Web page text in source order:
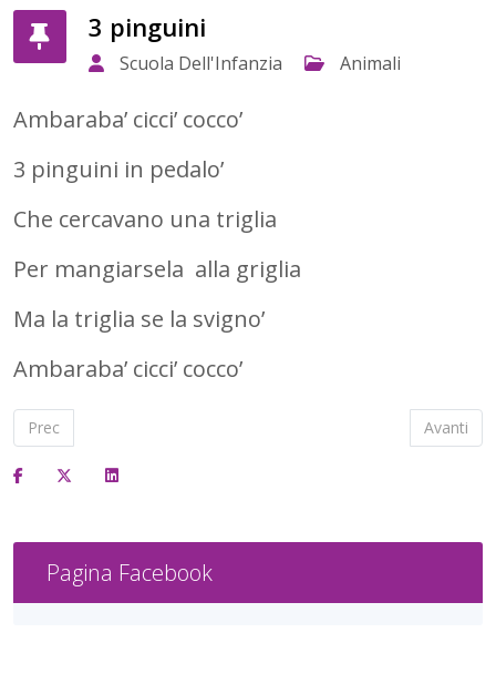
3 pinguini
Scuola Dell'Infanzia Animali
Ambaraba’ cicci’ cocco’
3 pinguini in pedalo’
Che cercavano una triglia
Per mangiarsela alla griglia
Ma la triglia se la svigno’
Ambaraba’ cicci’ cocco’
Articolo precedente: Il gatto girolamo
Prec Articolo
Avanti
Pagina Facebook